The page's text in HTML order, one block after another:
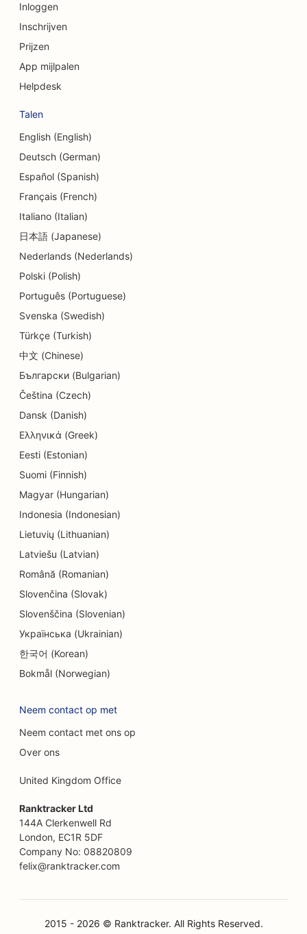
SEO voor kredietinstellingen
SEO voor delicatessenzaken
SEO voor schuldbemiddelingsdiensten
SEO voor valutawisseldiensten
SEO voor dermabrasiediensten
SEO voor kinderdagverblijven
SEO voor tandheelkundige klinieken
SEO voor detailwinkels
SEO voor cupcakewinkels
SEO voor onderwijs en kinderopvang
SEO voor elektriciens
SEO voor stomerijen
SEO voor elektronicawinkels
SEO voor ingenieursbureaus
SEO voor amusement en recreatie
SEO voor Escape Rooms
EO voor etnische restaurants
SEO voor boerderij-keukenrestaurants
SEO voor faceliftdiensten
SEO voor familierestaurants
SEO voor bloemisten
SEO voor uitstekende restaurants
SEO voor financiële diensten
SEO voor foodcourts
SEO voor Franse patisserieën
Inloggen
Inschrijven
Prijzen
App mijlpalen
Helpdesk
Talen
English (English)
Deutsch (German)
Español (Spanish)
Français (French)
Italiano (Italian)
日本語 (Japanese)
Nederlands (Nederlands)
Polski (Polish)
Português (Portuguese)
Svenska (Swedish)
Türkçe (Turkish)
中文 (Chinese)
Български (Bulgarian)
Čeština (Czech)
Dansk (Danish)
Ελληνικά (Greek)
Eesti (Estonian)
Suomi (Finnish)
Magyar (Hungarian)
Indonesia (Indonesian)
Lietuvių (Lithuanian)
Latviešu (Latvian)
Română (Romanian)
Slovenčina (Slovak)
Slovenščina (Slovenian)
Українська (Ukrainian)
한국어 (Korean)
Bokmål (Norwegian)
Neem contact op met
Neem contact met ons op
Over ons
United Kingdom Office
Ranktracker Ltd
144A Clerkenwell Rd
London, EC1R 5DF
Company No: 08820809
felix@ranktracker.com
2015 - 2026 © Ranktracker. All Rights Reserved.